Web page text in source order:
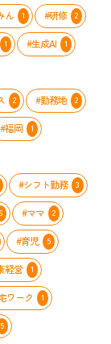
ん 1 #研修 2
1 #生成AI 1
2 #勤務地 2
#福岡 1
#シフト勤務 3
6 #ママ 2
#育児 5
経営 1
ワーク 1
5